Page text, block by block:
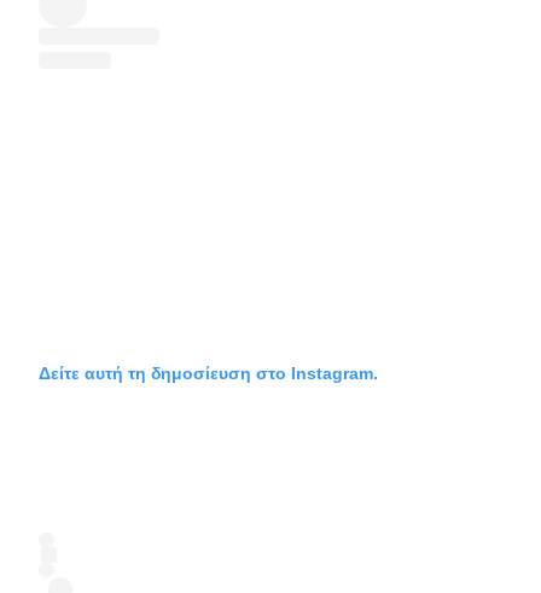
Δείτε αυτή τη δημοσίευση στο Instagram.